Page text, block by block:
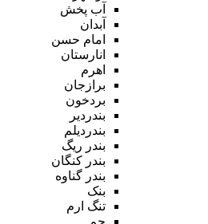
آب پخش
آبدان
امام حسن
انارستان
اهرم
برازجان
بردخون
بندردیر
بندردیلم
بندر ریگ
بندر کنگان
بندر گناوه
بنک
تنگ ارم
جم